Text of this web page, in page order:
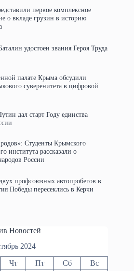
первое комплексное
о вкладе грузин в историю
удостоен звания Героя Труда
палате Крыма обсудили
суверенитета в цифровой
дал старт Году единства
Студенты Крымского
института рассказали о
России
профсоюзных автопробегов в
Победы пересеклись в Керчи
Новостей
2024
Чт Пт Сб
Вс